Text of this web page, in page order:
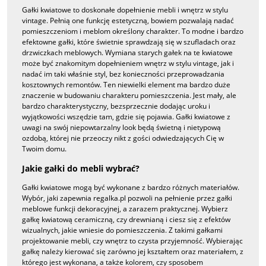
Gałki kwiatowe to doskonałe dopełnienie mebli i wnętrz w stylu
vintage. Pełnią one funkcję estetyczną, bowiem pozwalają nadać
pomieszczeniom i meblom określony charakter. To modne i bardzo
efektowne gałki, które świetnie sprawdzają się w szufladach oraz
drzwiczkach meblowych. Wymiana starych gałek na te kwiatowe
może być znakomitym dopełnieniem wnętrz w stylu vintage, jak i
nadać im taki właśnie styl, bez konieczności przeprowadzania
kosztownych remontów. Ten niewielki element ma bardzo duże
znaczenie w budowaniu charakteru pomieszczenia. Jest mały, ale
bardzo charakterystyczny, bezsprzecznie dodając uroku i
wyjątkowości wszędzie tam, gdzie się pojawia. Gałki kwiatowe z
uwagi na swój niepowtarzalny look będą świetną i nietypową
ozdobą, której nie przeoczy nikt z gości odwiedzających Cię w
Twoim domu.
Jakie gałki do mebli wybrać?
Gałki kwiatowe mogą być wykonane z bardzo różnych materiałów.
Wybór, jaki zapewnia regalka.pl pozwoli na pełnienie przez gałki
meblowe funkcji dekoracyjnej, a zarazem praktycznej. Wybierz
gałkę kwiatową ceramiczną, czy drewnianą i ciesz się z efektów
wizualnych, jakie wniesie do pomieszczenia. Z takimi gałkami
projektowanie mebli, czy wnętrz to czysta przyjemność. Wybierając
gałkę należy kierować się zarówno jej kształtem oraz materiałem, z
którego jest wykonana, a także kolorem, czy sposobem